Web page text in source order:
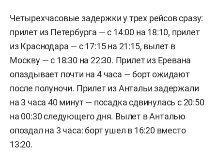
Четырехчасовые задержки у трех рейсов сразу:
прилет из Петербурга — с 14:00 на 18:10, прилет
из Краснодара — с 17:15 на 21:15, вылет в
Москву — с 18:30 на 22:30. Прилет из Еревана
опаздывает почти на 4 часа — борт ожидают
после полуночи. Прилет из Антальи задержали
на 3 часа 40 минут — посадка сдвинулась с 20:50
на 00:30 следующего дня. Вылет в Анталью
опоздал на 3 часа: борт ушел в 16:20 вместо
13:20.